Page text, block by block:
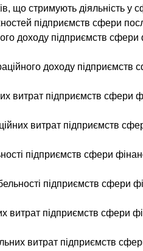
що стримують діяльність у
підприємств сфери
доходу підприємств сфери
доходу підприємств
витрат підприємств сфери
витрат підприємств
підприємств сфери
підприємств сфери
витрат підприємств сфери
витрат підприємств